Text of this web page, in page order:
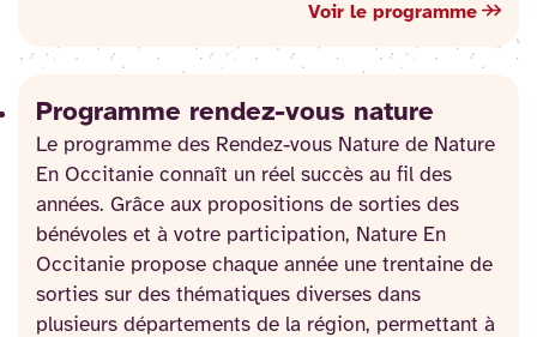
Voir le programme
Programme rendez-vous nature
Le programme des Rendez-vous Nature de Nature
En Occitanie connaît un réel succès au fil des
années. Grâce aux propositions de sorties des
bénévoles et à votre participation, Nature En
Occitanie propose chaque année une trentaine de
sorties sur des thématiques diverses dans
plusieurs départements de la région, permettant à